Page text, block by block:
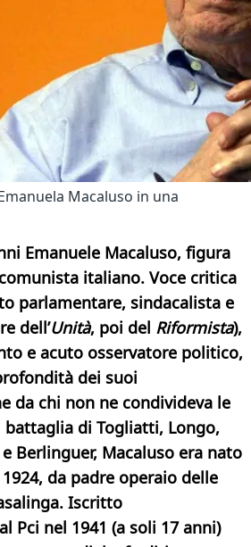
Macaluso in una
Emanuele Macaluso, figura
italiano. Voce critica
parlamentare, sindacalista e
dell’Unità, poi del Riformista),
e acuto osservatore politico,
dei suoi
da chi non ne condivideva le
battaglia di Togliatti, Longo,
Berlinguer, Macaluso era nato
da padre operaio delle
Iscritto
Pci nel 1941 (a soli 17 anni)